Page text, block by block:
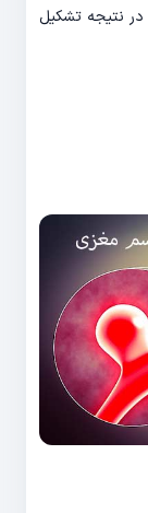
نتیجه تشکیل